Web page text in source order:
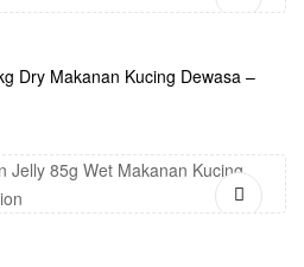
Dry Makanan Kucing Dewasa –